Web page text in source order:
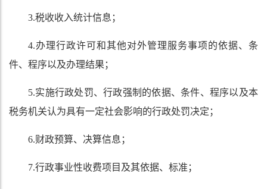
3.税收收入统计信息；
4.办理行政许可和其他对外管理服务事项的依据、条
件、程序以及办理结果；
5.实施行政处罚、行政强制的依据、条件、程序以及本
税务机关认为具有一定社会影响的行政处罚决定；
6.财政预算、决算信息；
7.行政事业性收费项目及其依据、标准；